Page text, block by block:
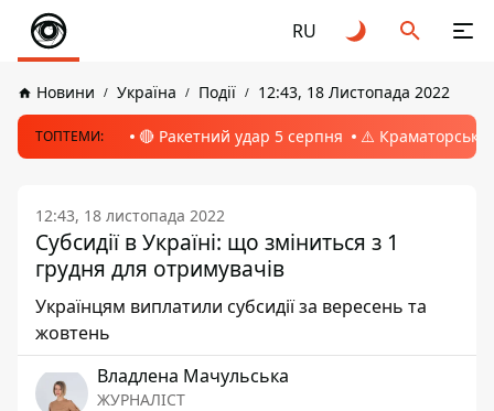
RU
Новини Україна Події 12:43, 18 Листопада 2022
ТОПТЕМИ: 🔴 Ракетний удар 5 серпня ⚠️ Краматорськ,
12:43, 18 листопада 2022
Субсидії в Україні: що зміниться з 1
грудня для отримувачів
Українцям виплатили субсидії за вересень та
жовтень
Владлена Мачульська
ЖУРНАЛІСТ